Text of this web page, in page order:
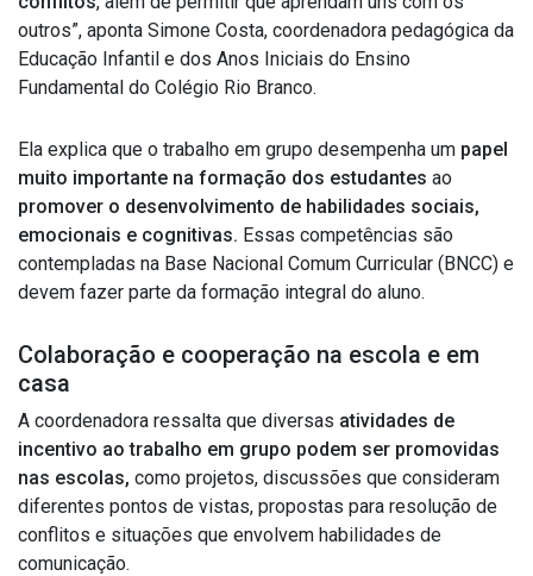
outros”, aponta Simone Costa, coordenadora pedagógica da
Educação Infantil e dos Anos Iniciais do Ensino
Fundamental do Colégio Rio Branco.
Ela explica que o trabalho em grupo desempenha um papel
muito importante na formação dos estudantes ao
promover o desenvolvimento de habilidades sociais,
emocionais e cognitivas. Essas competências são
contempladas na Base Nacional Comum Curricular (BNCC) e
devem fazer parte da formação integral do aluno.
Colaboração e cooperação na escola e em
casa
A coordenadora ressalta que diversas atividades de
incentivo ao trabalho em grupo podem ser promovidas
nas escolas, como projetos, discussões que consideram
diferentes pontos de vistas, propostas para resolução de
conflitos e situações que envolvem habilidades de
comunicação.